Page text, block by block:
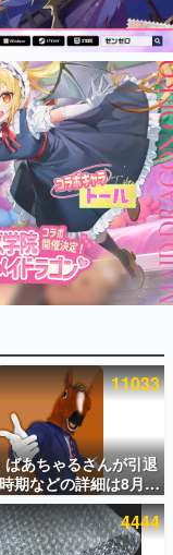
ー数万以上！ などな
ミ渾身の“殿堂入り”記
作時のエピソードをお
とは何か？を探ってい
本』は、〈試験問題〉
11033
あちゃるさんが引退
期などの詳細は8月9
の配信で説明
4444